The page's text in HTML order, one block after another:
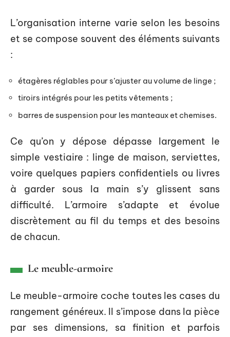
L’organisation interne varie selon les besoins
et se compose souvent des éléments suivants
:
étagères réglables pour s’ajuster au volume de linge ;
tiroirs intégrés pour les petits vêtements ;
barres de suspension pour les manteaux et chemises.
Ce qu’on y dépose dépasse largement le
simple vestiaire : linge de maison, serviettes,
voire quelques papiers confidentiels ou livres
à garder sous la main s’y glissent sans
difficulté. L’armoire s’adapte et évolue
discrètement au fil du temps et des besoins
de chacun.
Le meuble-armoire
Le meuble-armoire coche toutes les cases du
rangement généreux. Il s’impose dans la pièce
par ses dimensions, sa finition et parfois